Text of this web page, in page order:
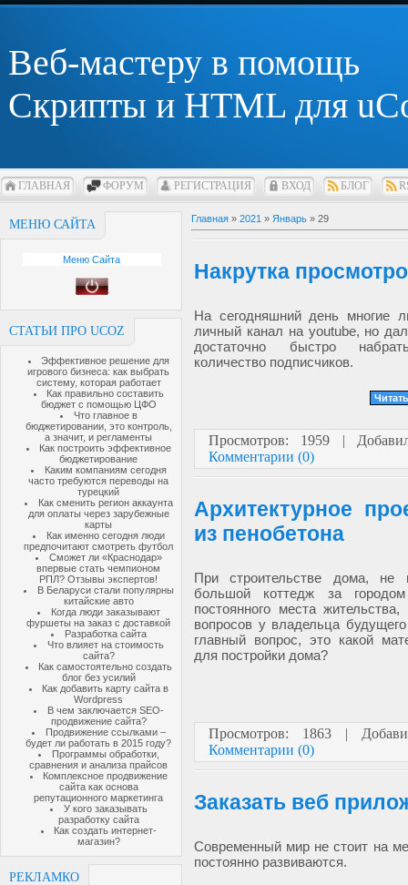
Веб-мастеру в помощь
Скрипты и HTML для
ГЛАВНАЯ ФОРУМ РЕГИСТРАЦИЯ ВХОД БЛОГ
МЕНЮ САЙТА
Меню Сайта
СТАТЬИ ПРО UCOZ
Эффективное решение для
игрового бизнеса: как выбрать
систему, которая работает
Как правильно составить
бюджет с помощью ЦФО
Что главное в
бюджетировании, это контроль,
а значит, и регламенты
Как построить эффективное
бюджетирование
Каким компаниям сегодня
часто требуются переводы на
турецкий
Как сменить регион аккаунта
для оплаты через зарубежные
карты
Как именно сегодня люди
предпочитают смотреть футбол
Сможет ли «Краснодар»
впервые стать чемпионом
РПЛ? Отзывы экспертов!
В Беларуси стали популярны
китайские авто
Когда люди заказывают
фуршеты на заказ с доставкой
Разработка сайта
Что влияет на стоимость
сайта?
Как самостоятельно создать
блог без усилий
Как добавить карту сайта в
Wordpress
В чем заключается SEO-
продвижение сайта?
Продвижение ссылками –
будет ли работать в 2015 году?
Программы обработки,
сравнения и анализа прайсов
Комплексное продвижение
сайта как основа
репутационного маркетинга
У кого заказывать
разработку сайта
Как создать интернет-
магазин?
РЕКЛАМКО
Главная » 2021 » Январь » 29
Накрутка
На сегодняшний день многие
личный канал на youtube, но
достаточно быстро
количество подписчиков.
Просмотров: 1959 |
Комментарии (0)
Архитектурное
из пенобетона
При строительстве дома, не
большой коттедж за
постоянного места жительства,
вопросов у владельца
главный вопрос, это какой
для постройки дома?
Просмотров: 1863 |
Комментарии (0)
Заказать веб
Современный мир не стоит на
постоянно развиваются.